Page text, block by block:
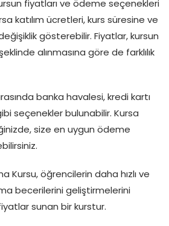
fiyatları ve ödeme seçenekleri
katılım ücretleri, kurs süresine ve
gösterebilir. Fiyatlar, kursun
alınmasına göre de farklılık
banka havalesi, kredi kartı
seçenekler bulunabilir. Kursa
size en uygun ödeme
Kursu, öğrencilerin daha hızlı ve
becerilerini geliştirmelerini
sunan bir kurstur.